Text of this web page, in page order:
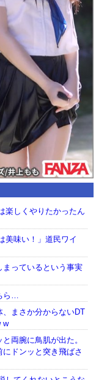
楽しくやりたかったん
美味い！」道民ワイ
まっているという事実
ら…
、まさか分からないDT
w
両腕に鳥肌が出た。
にドンッと突き飛ばさ